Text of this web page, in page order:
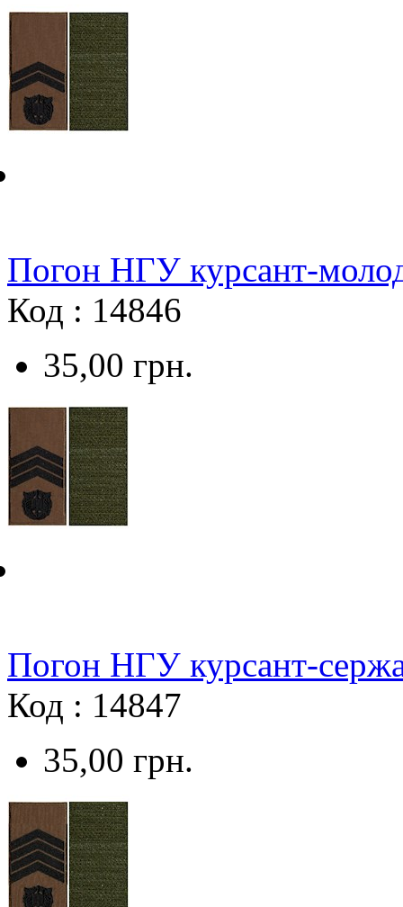
Погон НГУ курсант-
Код : 14846
35,00 грн.
Погон НГУ курсант-
Код : 14847
35,00 грн.